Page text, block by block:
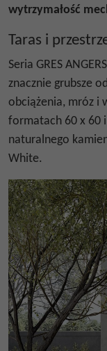
wytrzymałość
Taras i
Seria GRES
znacznie grubsze
obciążenia, mróz i
formatach 60 x 60
naturalnego
White.